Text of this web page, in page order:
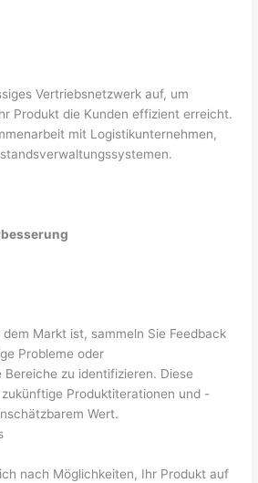
Vertriebsnetzwerk auf, um
Produkt die Kunden effizient erreicht.
mit Logistikunternehmen,
Markt ist, sammeln Sie Feedback
Probleme oder
zu identifizieren. Diese
Produktiterationen und -
Wert.
nach Möglichkeiten, Ihr Produkt auf